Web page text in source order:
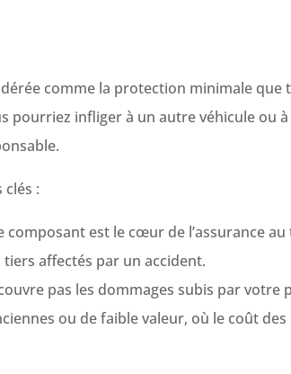
comme la protection minimale
pourriez infliger à un autre véhicule ou à
:
composant est le cœur de l’assurance
affectés par un accident.
pas les dommages subis par votre
ou de faible valeur, où le coût